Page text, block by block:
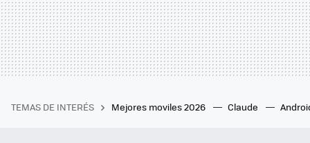
TEMAS DE INTERÉS Mejores moviles 2026 Claude